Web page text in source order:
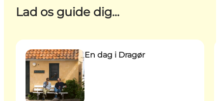
Lad os guide dig...
En dag i Dragør
En dag i Dragør